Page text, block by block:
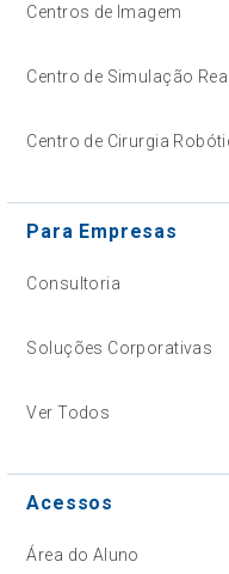
Centros de Imagem
Centro de Simulação
Centro de Cirurgia
Para Empresas
Consultoria
Soluções Corporativas
Ver Todos
Acessos
Área do Aluno